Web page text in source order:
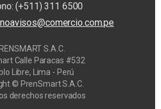
(+511) 311 6500
S.A.C.
Calle Paracas #532
Libre, Lima - Perú
© PrenSmart S.A.C.
derechos reservados